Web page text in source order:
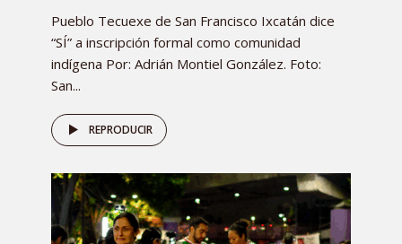
Pueblo Tecuexe de San Francisco Ixcatán dice
“SÍ” a inscripción formal como comunidad
indígena Por: Adrián Montiel González. Foto:
San...
REPRODUCIR